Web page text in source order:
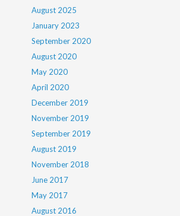
August 2025
January 2023
September 2020
August 2020
May 2020
April 2020
December 2019
November 2019
September 2019
August 2019
November 2018
June 2017
May 2017
August 2016